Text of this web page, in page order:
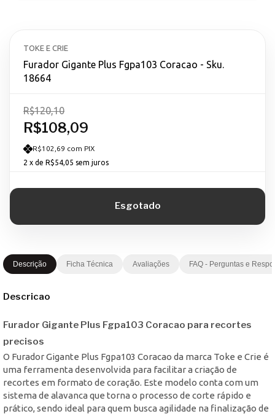
TOKE E CRIE
Furador Gigante Plus Fgpa103 Coracao - Sku.
18664
R$108,09
R$120,10
R$102,69 com PIX
2 x de R$54,05 sem juros
Descrição Ficha Técnica Avaliações FAQ - Perguntas e
Descricao
Furador Gigante Plus Fgpa103 Coracao para recortes
precisos
O Furador Gigante Plus Fgpa103 Coracao da marca Toke e Crie é
uma ferramenta desenvolvida para facilitar a criação de
recortes em formato de coração. Este modelo conta com um
sistema de alavanca que torna o processo de corte rápido e
prático, sendo ideal para quem busca agilidade na finalização de